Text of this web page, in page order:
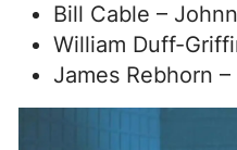
Bill Cable –
William Duff-
James Rebhorn